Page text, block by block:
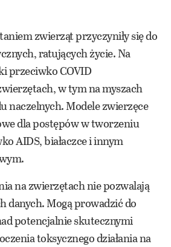
zwierząt przyczyniły się do
ratujących życie. Na
przeciwko COVID
w tym na myszach
naczelnych. Modele zwierzęce
dla postępów w tworzeniu
AIDS, białaczce i innym
na zwierzętach nie pozwalają
danych. Mogą prowadzić do
potencjalnie skutecznymi
toksycznego działania na